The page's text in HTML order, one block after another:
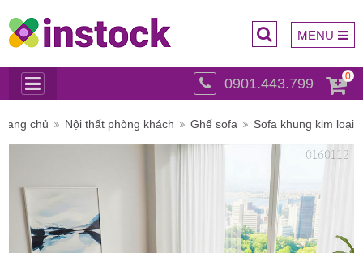
0901.443.799 0
MENU
Trụ sở
chủ Nội thất phòng khách Ghế sofa Sofa khung kim loại